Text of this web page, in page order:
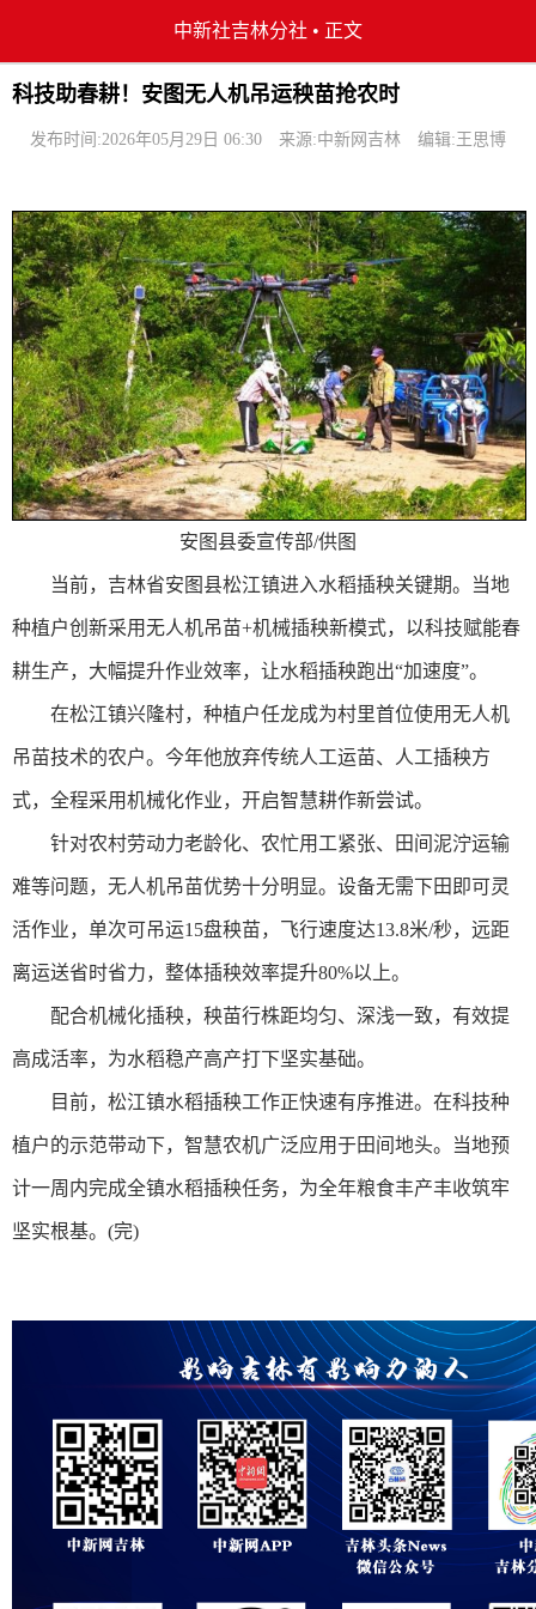
中新社吉林分社 • 正文
科技助春耕！安图无人机吊运秧苗抢农时
发布时间:2026年05月29日 06:30 来源:中新网吉林 编辑:王思博
安图县委宣传部/供图
当前，吉林省安图县松江镇进入水稻插秧关键期。当地
种植户创新采用无人机吊苗+机械插秧新模式，以科技赋能春
耕生产，大幅提升作业效率，让水稻插秧跑出“加速度”。
在松江镇兴隆村，种植户任龙成为村里首位使用无人机
吊苗技术的农户。今年他放弃传统人工运苗、人工插秧方
式，全程采用机械化作业，开启智慧耕作新尝试。
针对农村劳动力老龄化、农忙用工紧张、田间泥泞运输
难等问题，无人机吊苗优势十分明显。设备无需下田即可灵
活作业，单次可吊运15盘秧苗，飞行速度达13.8米/秒，远距
离运送省时省力，整体插秧效率提升80%以上。
配合机械化插秧，秧苗行株距均匀、深浅一致，有效提
高成活率，为水稻稳产高产打下坚实基础。
目前，松江镇水稻插秧工作正快速有序推进。在科技种
植户的示范带动下，智慧农机广泛应用于田间地头。当地预
计一周内完成全镇水稻插秧任务，为全年粮食丰产丰收筑牢
坚实根基。(完)